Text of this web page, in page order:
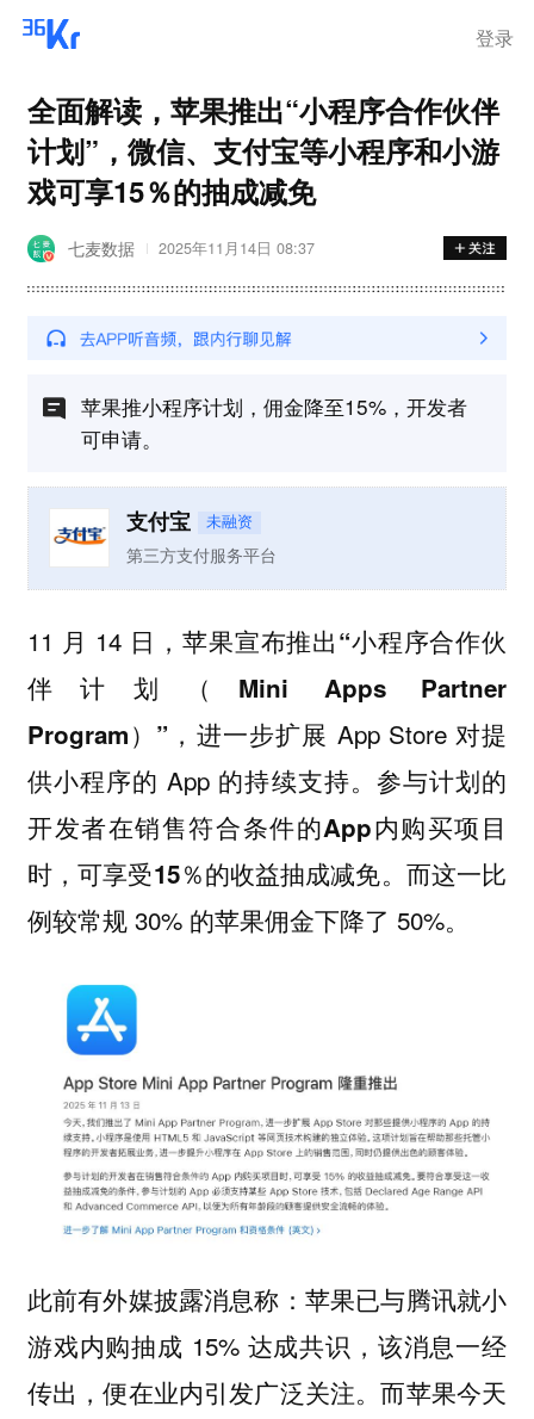
登录
全面解读，苹果推出“小程序合作伙伴
计划”，微信、支付宝等小程序和小游
戏可享15％的抽成减免
七麦数据 2025年11月14日 08:37
苹果推小程序计划，佣金降至15%，开发者
可申请。
支付宝 未融资
第三方支付服务平台
11 月 14 日， 苹果宣布推出“小程序合作伙
伴计划（Mini Apps Partner
Program）”， 进一步扩展 App Store 对提
供小程序的 App 的持续支持。参与计划的
开发者在销售符合条件的App内购买项目
时，可享受15％的收益抽成减免。而这一比
例较常规 30% 的苹果佣金下降了 50%。
此前有外媒披露消息称：苹果已与腾讯就小
游戏内购抽成 15% 达成共识，该消息一经
传出，便在业内引发广泛关注。而苹果今天